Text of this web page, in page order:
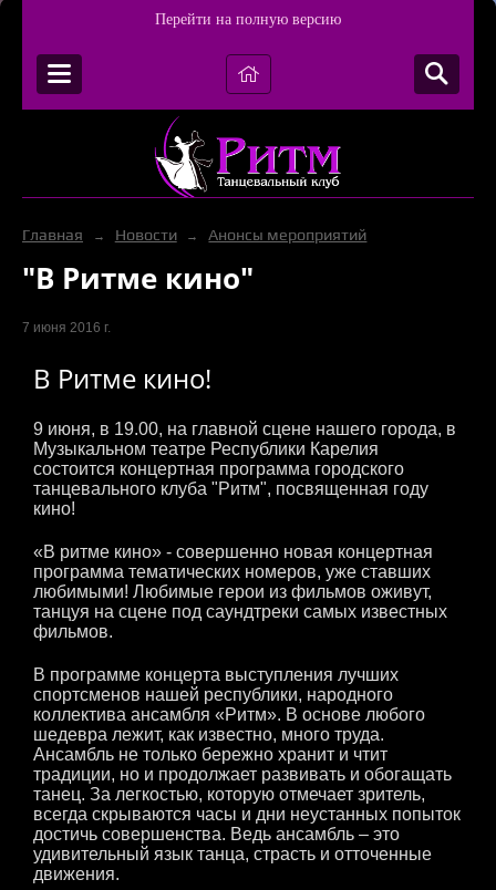
Перейти на полную версию
Главная → Новости → Анонсы мероприятий
"В Ритме кино"
7 июня 2016 г.
В Ритме кино!
9 июня, в 19.00, на главной сцене нашего города, в
Музыкальном театре Республики Карелия
состоится концертная программа городского
танцевального клуба "Ритм", посвященная году
кино!
«В ритме кино» - совершенно новая концертная
программа тематических номеров, уже ставших
любимыми! Любимые герои из фильмов оживут,
танцуя на сцене под саундтреки самых известных
фильмов.
В программе концерта выступления лучших
спортсменов нашей республики, народного
коллектива ансамбля «Ритм». В основе любого
шедевра лежит, как известно, много труда.
Ансамбль не только бережно хранит и чтит
традиции, но и продолжает развивать и обогащать
танец. За легкостью, которую отмечает зритель,
всегда скрываются часы и дни неустанных попыток
достичь совершенства. Ведь ансамбль – это
удивительный язык танца, страсть и отточенные
движения.